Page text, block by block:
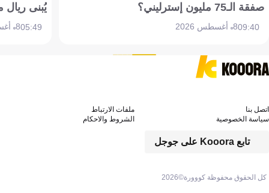
صفقة الـ75 مليون إسترليني؟
09:408 أغسطس 2026
يُبنى ريال
05:498 أغسطس 2026
كل الحقوق محفوظة كووورة©2026
تابع Kooora على جوجل
اتصل بنا
ملفات الارتباط
سياسة الخصوصية
الشروط والاحكام